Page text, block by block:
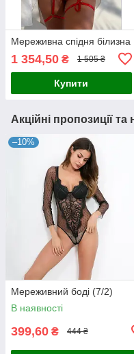
Мереживна спідня білизна
1 354,50 ₴ 1 505 ₴
Купити
Акційні пропозиції та
–10%
Мереживний боді (7/2)
В наявності
399,60 ₴ 444 ₴